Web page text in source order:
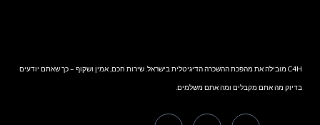
C4H מובילה את מהפכת ההשכרה הדיגיטלית בישראל. שירות חכם, אמין ושקוף – כך שאתם יודעים
בדיוק מה אתם מקבלים ומה אתם משלמים.